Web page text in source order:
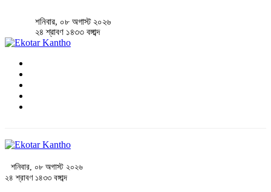
শনিবার, ০৮ অগাস্ট ২০২৬
২৪ শ্রাবণ ১৪৩৩ বঙ্গাব্দ
শনিবার, ০৮ অগাস্ট ২০২৬
২৪ শ্রাবণ ১৪৩৩ বঙ্গাব্দ